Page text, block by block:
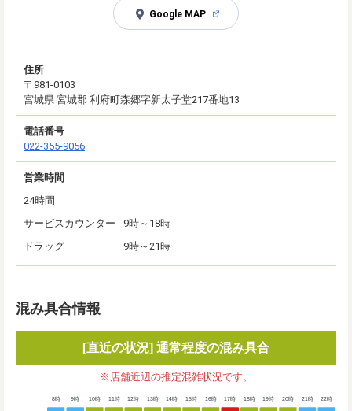
Google MAP
住所
〒981-0103
宮城県 宮城郡 利府町森郷字新太子堂217番地13
電話番号
022-355-9056
営業時間
24時間
サービスカウンター
9時～18時
ドラッグ
9時～21時
混み具合情報